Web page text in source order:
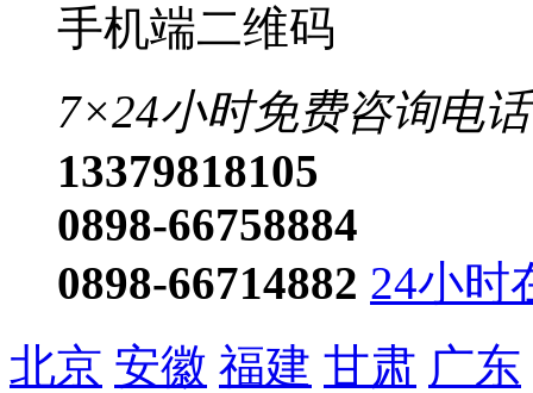
手机端二维码
7×24小时免费咨询电话
13379818105
0898-66758884
0898-66714882 24小时
北京 安徽 福建 甘肃 广东